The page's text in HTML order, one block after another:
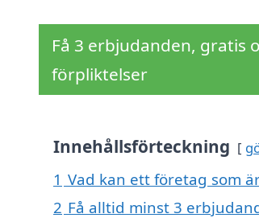
Få 3 erbjudanden, gratis
förpliktelser
Innehållsförteckning
1 Vad kan ett företag som
2 Få alltid minst 3